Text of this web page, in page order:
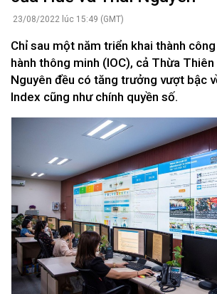
23/08/2022 lúc 15:49 (GMT)
Chỉ sau một năm triển khai thành
hành thông minh (IOC), cả Thừa Thiên
Nguyên đều có tăng trưởng vượt bậc
Index cũng như chính quyền số.